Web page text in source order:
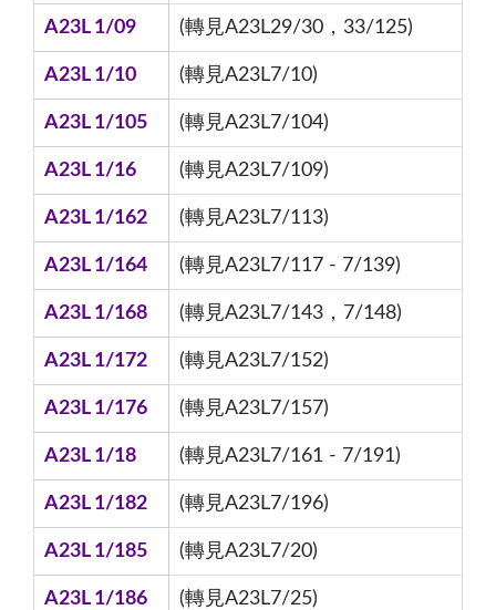
A23L 1/09 (轉見A23L29/30，33/125)
A23L 1/10 (轉見A23L7/10)
A23L 1/105 (轉見A23L7/104)
A23L 1/16 (轉見A23L7/109)
A23L 1/162 (轉見A23L7/113)
A23L 1/164 (轉見A23L7/117 - 7/139)
A23L 1/168 (轉見A23L7/143，7/148)
A23L 1/172 (轉見A23L7/152)
A23L 1/176 (轉見A23L7/157)
A23L 1/18 (轉見A23L7/161 - 7/191)
A23L 1/182 (轉見A23L7/196)
A23L 1/185 (轉見A23L7/20)
A23L 1/186 (轉見A23L7/25)